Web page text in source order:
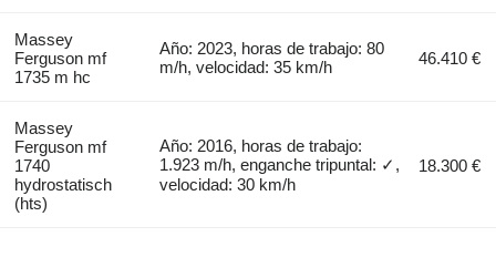
Massey
Ferguson mf
1735 m hc
Año: 2023, horas de trabajo: 80
m/h, velocidad: 35 km/h
46.410 €
Massey
Ferguson mf
1740
hydrostatisch
(hts)
Año: 2016, horas de trabajo:
1.923 m/h, enganche tripuntal: ✓,
velocidad: 30 km/h
18.300 €